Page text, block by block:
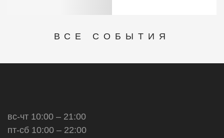
ВСЕ СОБЫТИЯ
вс-чт 10:00 – 21:00
пт-сб 10:00 – 22:00